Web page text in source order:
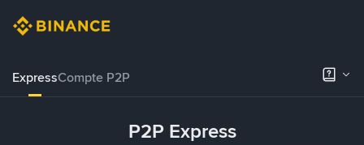
ExpressCompte P2P
P2P Express